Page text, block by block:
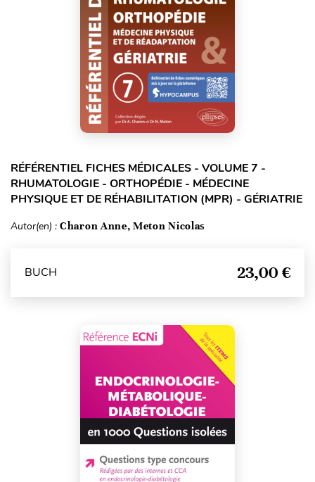
RÉFÉRENTIEL FICHES MÉDICALES - VOLUME 7 -
RHUMATOLOGIE - ORTHOPÉDIE - MÉDECINE
PHYSIQUE ET DE RÉHABILITATION (MPR) - GÉRIATRIE
Autor(en) : Charon Anne, Meton Nicolas
BUCH 23,00 €